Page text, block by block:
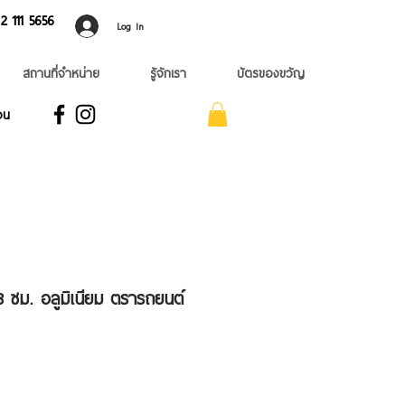
5656 Log In
สถานที่จำหน่าย รู้จักเรา บัตรของขวัญ
น
ซม. อลูมิเนียม ตรารถยนต์